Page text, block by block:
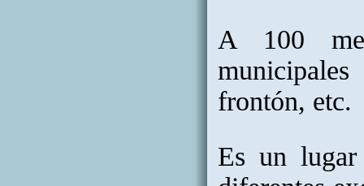
A 100
frontón, etc.
Es un